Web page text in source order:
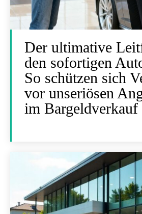
Der ultimative
den sofortigen
So schützen sich
vor unseriösen
im Bargeldverkauf